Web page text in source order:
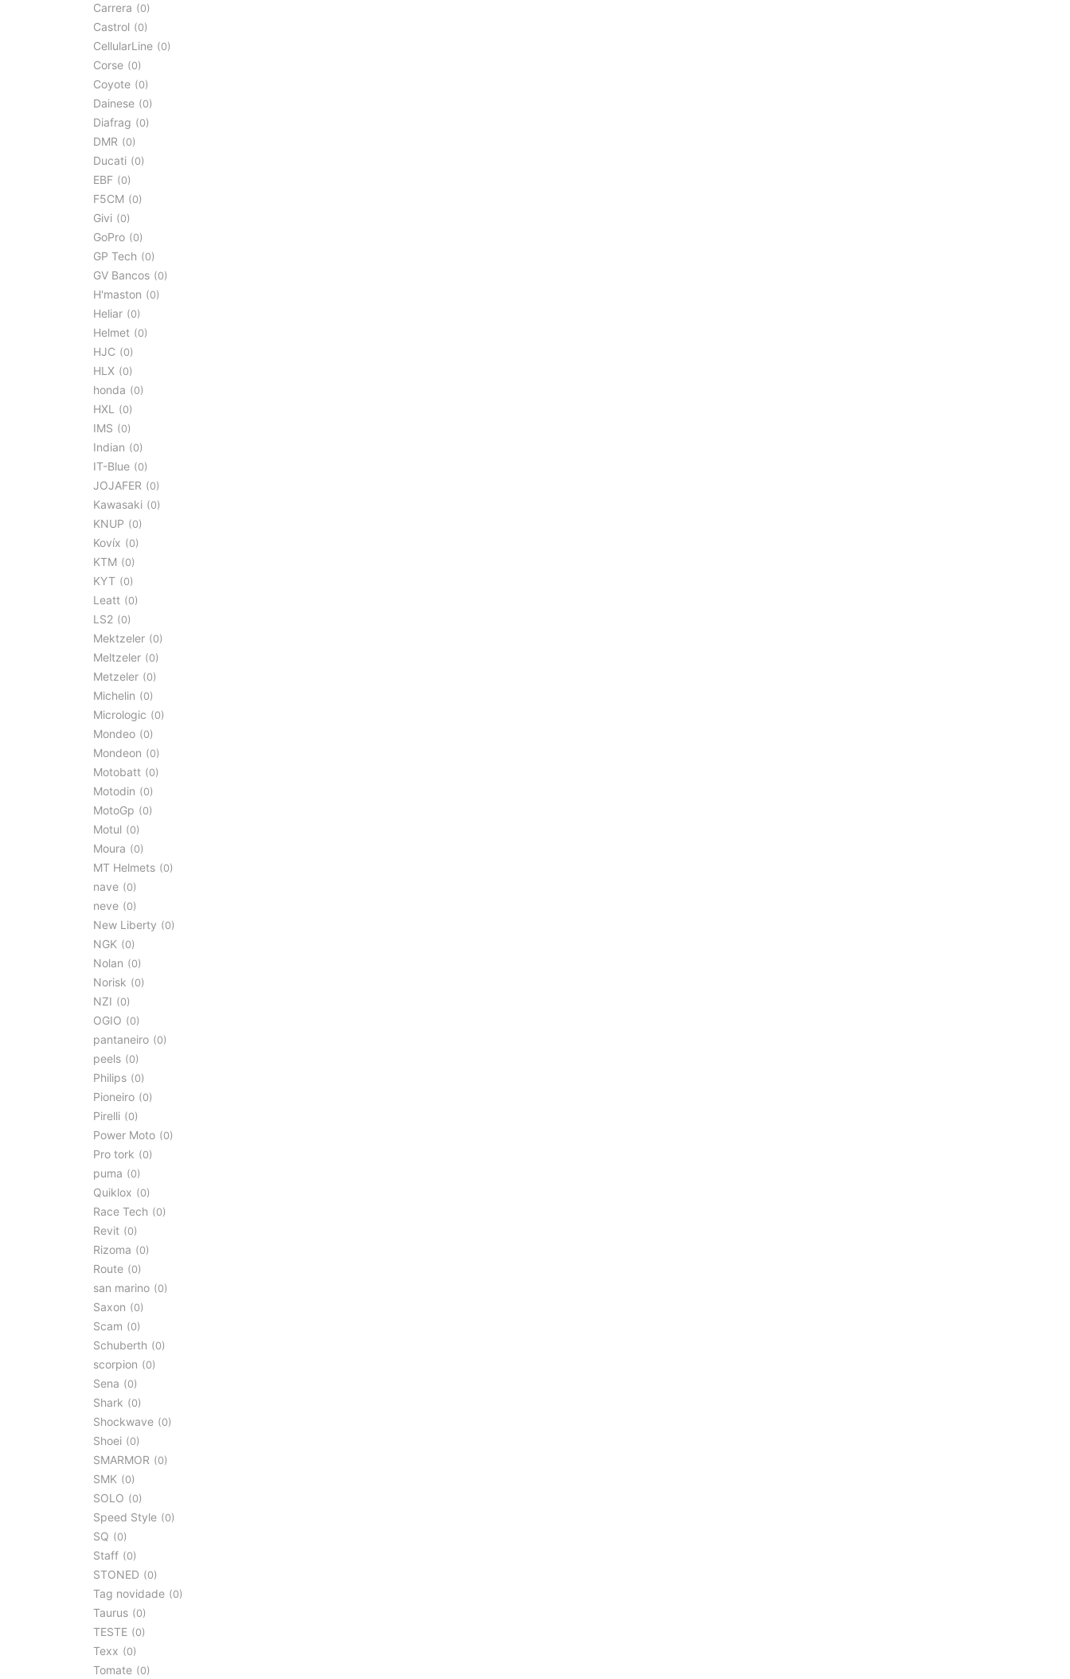
Carrera 0
Castrol 0
CellularLine 0
Corse 0
Coyote 0
Dainese 0
Diafrag 0
DMR 0
Ducati 0
EBF 0
F5CM 0
Givi 0
GoPro 0
GP Tech 0
GV Bancos 0
H'maston 0
Heliar 0
Helmet 0
HJC 0
HLX 0
honda 0
HXL 0
IMS 0
Indian 0
IT-Blue 0
JOJAFER 0
Kawasaki 0
KNUP 0
Kovíx 0
KTM 0
KYT 0
Leatt 0
LS2 0
Mektzeler 0
Meltzeler 0
Metzeler 0
Michelin 0
Micrologic 0
Mondeo 0
Mondeon 0
Motobatt 0
Motodin 0
MotoGp 0
Motul 0
Moura 0
MT Helmets 0
nave 0
neve 0
New Liberty 0
NGK 0
Nolan 0
Norisk 0
NZI 0
OGIO 0
pantaneiro 0
peels 0
Philips 0
Pioneiro 0
Pirelli 0
Power Moto 0
Pro tork 0
puma 0
Quiklox 0
Race Tech 0
Revit 0
Rizoma 0
Route 0
san marino 0
Saxon 0
Scam 0
Schuberth 0
scorpion 0
Sena 0
Shark 0
Shockwave 0
Shoei 0
SMARMOR 0
SMK 0
SOLO 0
Speed Style 0
SQ 0
Staff 0
STONED 0
Tag novidade 0
Taurus 0
TESTE 0
Texx 0
Tomate 0